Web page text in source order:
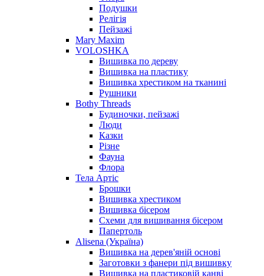
Подушки
Релігія
Пейзажі
Mary Maxim
VOLOSHKA
Вишивка по дереву
Вишивка на пластику
Вишивка хрестиком на тканині
Рушники
Bothy Threads
Будиночки, пейзажі
Люди
Казки
Різне
Фауна
Флора
Тела Артіс
Брошки
Вишивка хрестиком
Вишивка бісером
Схеми для вишивання бісером
Папертоль
Alisena (Україна)
Вишивка на дерев'яній основі
Заготовки з фанери під вишивку
Вишивка на пластиковій канві